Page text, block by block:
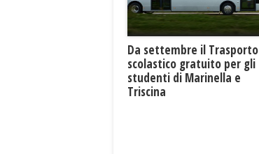
Da settembre il Trasporto
scolastico gratuito per gli
studenti di Marinella e
Triscina